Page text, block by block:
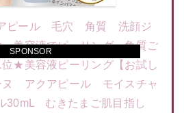
ピール 毛穴 角質 洗顔ジ
美容液でピーリング 角質ご
★美容液ピーリング【お試し
ヌ アクアピール モイスチャ
30mL むきたまご肌目指し
SPONSOR